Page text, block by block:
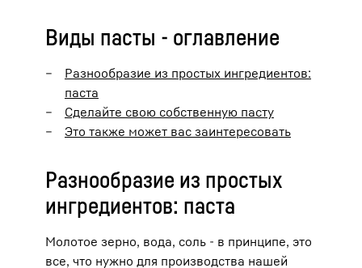
Виды пасты - оглавление
Разнообразие из простых ингредиентов:
паста
Сделайте свою собственную пасту
Это также может вас заинтересовать
Разнообразие из простых
ингредиентов: паста
Молотое зерно, вода, соль - в принципе, это
все, что нужно для производства нашей